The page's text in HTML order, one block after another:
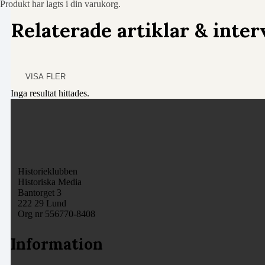
Produkt har lagts i din varukorg.
Relaterade artiklar &
VISA FLER
Inga resultat hittades.
Historieklubben
Historiska Media
Bantorget 3
222 29 Lund
Org nr 556770-8408
Information